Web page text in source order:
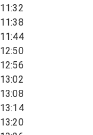
11:32
11:38
11:44
12:50
12:56
13:02
13:08
13:14
13:20